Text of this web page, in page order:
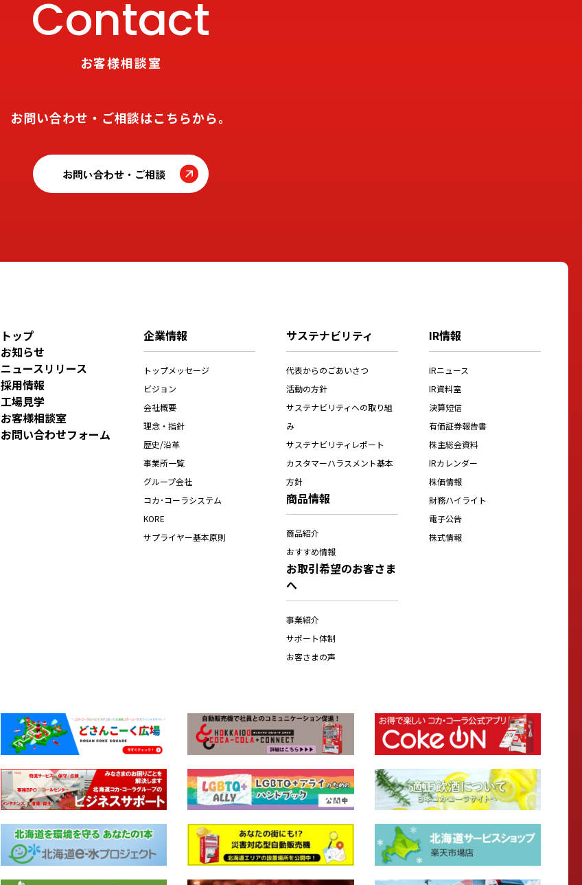
Contact
お客様相談室
お問い合わせ・ご相談はこちらから。
お問い合わせ・ご相談
トップ
お知らせ
ニュースリリース
採用情報
工場見学
お客様相談室
お問い合わせフォーム
企業情報
トップメッセージ
ビジョン
会社概要
理念・指針
歴史/沿革
事業所一覧
グループ会社
コカ･コーラシステム
KORE
サプライヤー基本原則
サステナビリティ
代表からのごあいさつ
活動の方針
サステナビリティへの取り組
み
サステナビリティレポート
カスタマーハラスメント基本
方針
商品情報
商品紹介
おすすめ情報
お取引希望のお客さま
へ
事業紹介
サポート体制
お客さまの声
IR情報
IRニュース
IR資料室
決算短信
有価証券報告書
株主総会資料
IRカレンダー
株価情報
財務ハイライト
電子公告
株式情報